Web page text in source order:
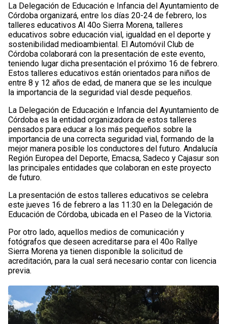
La Delegación de Educación e Infancia del Ayuntamiento de
Córdoba organizará, entre los días 20-24 de febrero, los
talleres educativos Al 40o Sierra Morena, talleres
educativos sobre educación vial, igualdad en el deporte y
sostenibilidad medioambiental. El Automóvil Club de
Córdoba colaborará con la presentación de este evento,
teniendo lugar dicha presentación el próximo 16 de febrero.
Estos talleres educativos están orientados para niños de
entre 8 y 12 años de edad, de manera que se les inculque
la importancia de la seguridad vial desde pequeños.
La Delegación de Educación e Infancia del Ayuntamiento de
Córdoba es la entidad organizadora de estos talleres
pensados para educar a los más pequeños sobre la
importancia de una correcta seguridad vial, formando de la
mejor manera posible los conductores del futuro. Andalucía
Región Europea del Deporte, Emacsa, Sadeco y Cajasur son
las principales entidades que colaboran en este proyecto
de futuro.
La presentación de estos talleres educativos se celebra
este jueves 16 de febrero a las 11:30 en la Delegación de
Educación de Córdoba, ubicada en el Paseo de la Victoria.
Por otro lado, aquellos medios de comunicación y
fotógrafos que deseen acreditarse para el 40o Rallye
Sierra Morena ya tienen disponible la solicitud de
acreditación, para la cual será necesario contar con licencia
previa.